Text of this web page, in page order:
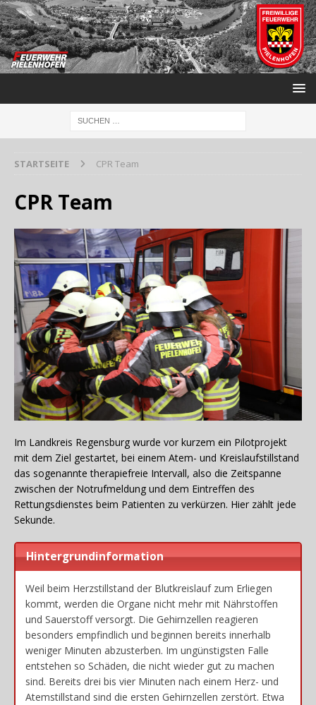
STARTSEITE CPR Team
CPR Team
Im Landkreis Regensburg wurde vor kurzem ein Pilotprojekt
mit dem Ziel gestartet, bei einem Atem- und Kreislaufstillstand
das sogenannte therapiefreie Intervall, also die Zeitspanne
zwischen der Notrufmeldung und dem Eintreffen des
Rettungsdienstes beim Patienten zu verkürzen. Hier zählt jede
Sekunde.
Hintergrundinformation
Weil beim Herzstillstand der Blutkreislauf zum Erliegen
kommt, werden die Organe nicht mehr mit Nährstoffen
und Sauerstoff versorgt. Die Gehirnzellen reagieren
besonders empfindlich und beginnen bereits innerhalb
weniger Minuten abzusterben. Im ungünstigsten Falle
entstehen so Schäden, die nicht wieder gut zu machen
sind. Bereits drei bis vier Minuten nach einem Herz- und
Atemstillstand sind die ersten Gehirnzellen zerstört. Etwa